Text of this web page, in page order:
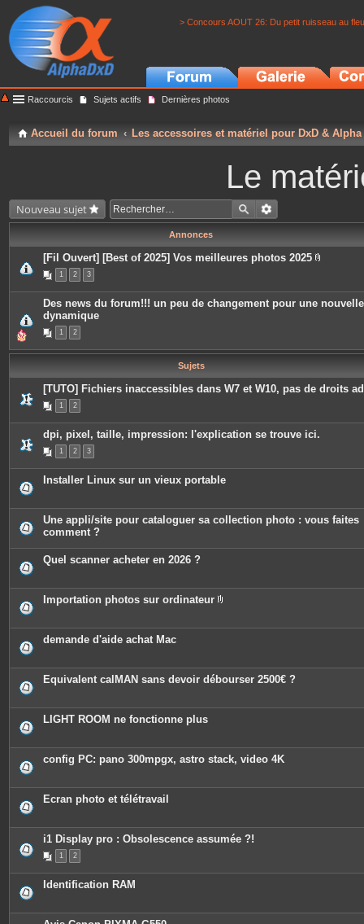
> Concours AOUT 26: Du petit ruisseau au
Raccourcis Sujets actifs Dernières photos
Accueil du forum Les accessoires et matériel pour DxD & Alpha
Le
Nouveau sujet
Annonces
[Fil Ouvert] [Best of 2025] Vos meilleures photos 2025
c
e
n
s
1 2 3
Des news du forum!!! un peu de changement pour une nouvelle
dynamique
1 2
Sujets
[TUTO] Fichiers inaccessibles dans W7 et W10, pas de droits
1 2
dpi, pixel, taille, impression: l'explication se trouve ici.
1 2 3
Installer Linux sur un vieux portable
Une appli/site pour cataloguer sa collection photo : vous faites
comment ?
Quel scanner acheter en 2026 ?
Importation photos sur ordinateur
è
j
o
i
t
demande d'aide achat Mac
Equivalent calMAN sans devoir débourser 2500€ ?
LIGHT ROOM ne fonctionne plus
config PC: pano 300mpgx, astro stack, video 4K
Ecran photo et télétravail
i1 Display pro : Obsolescence assumée ?!
1 2
Identification RAM